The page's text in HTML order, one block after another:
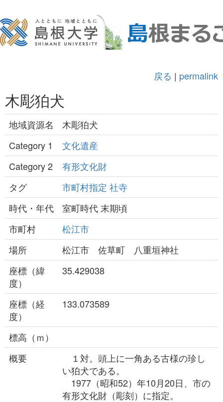
戻る | permalink
木彫狛犬
地域資源名
木彫狛犬
Category 1
文化遺産
Category 2
有形文化財
タグ
市町村指定 社寺
時代・年代
室町時代 末期頃
市町村
松江市
場所
松江市 佐草町 八重垣神社
座標（緯
度）
35.429038
座標（経
度）
133.073589
標高（ｍ）
概要
１対。頭上に一角ある古様の珍し
い狛犬である。
1977（昭和52）年10月20日、市の
有形文化財（彫刻）に指定。